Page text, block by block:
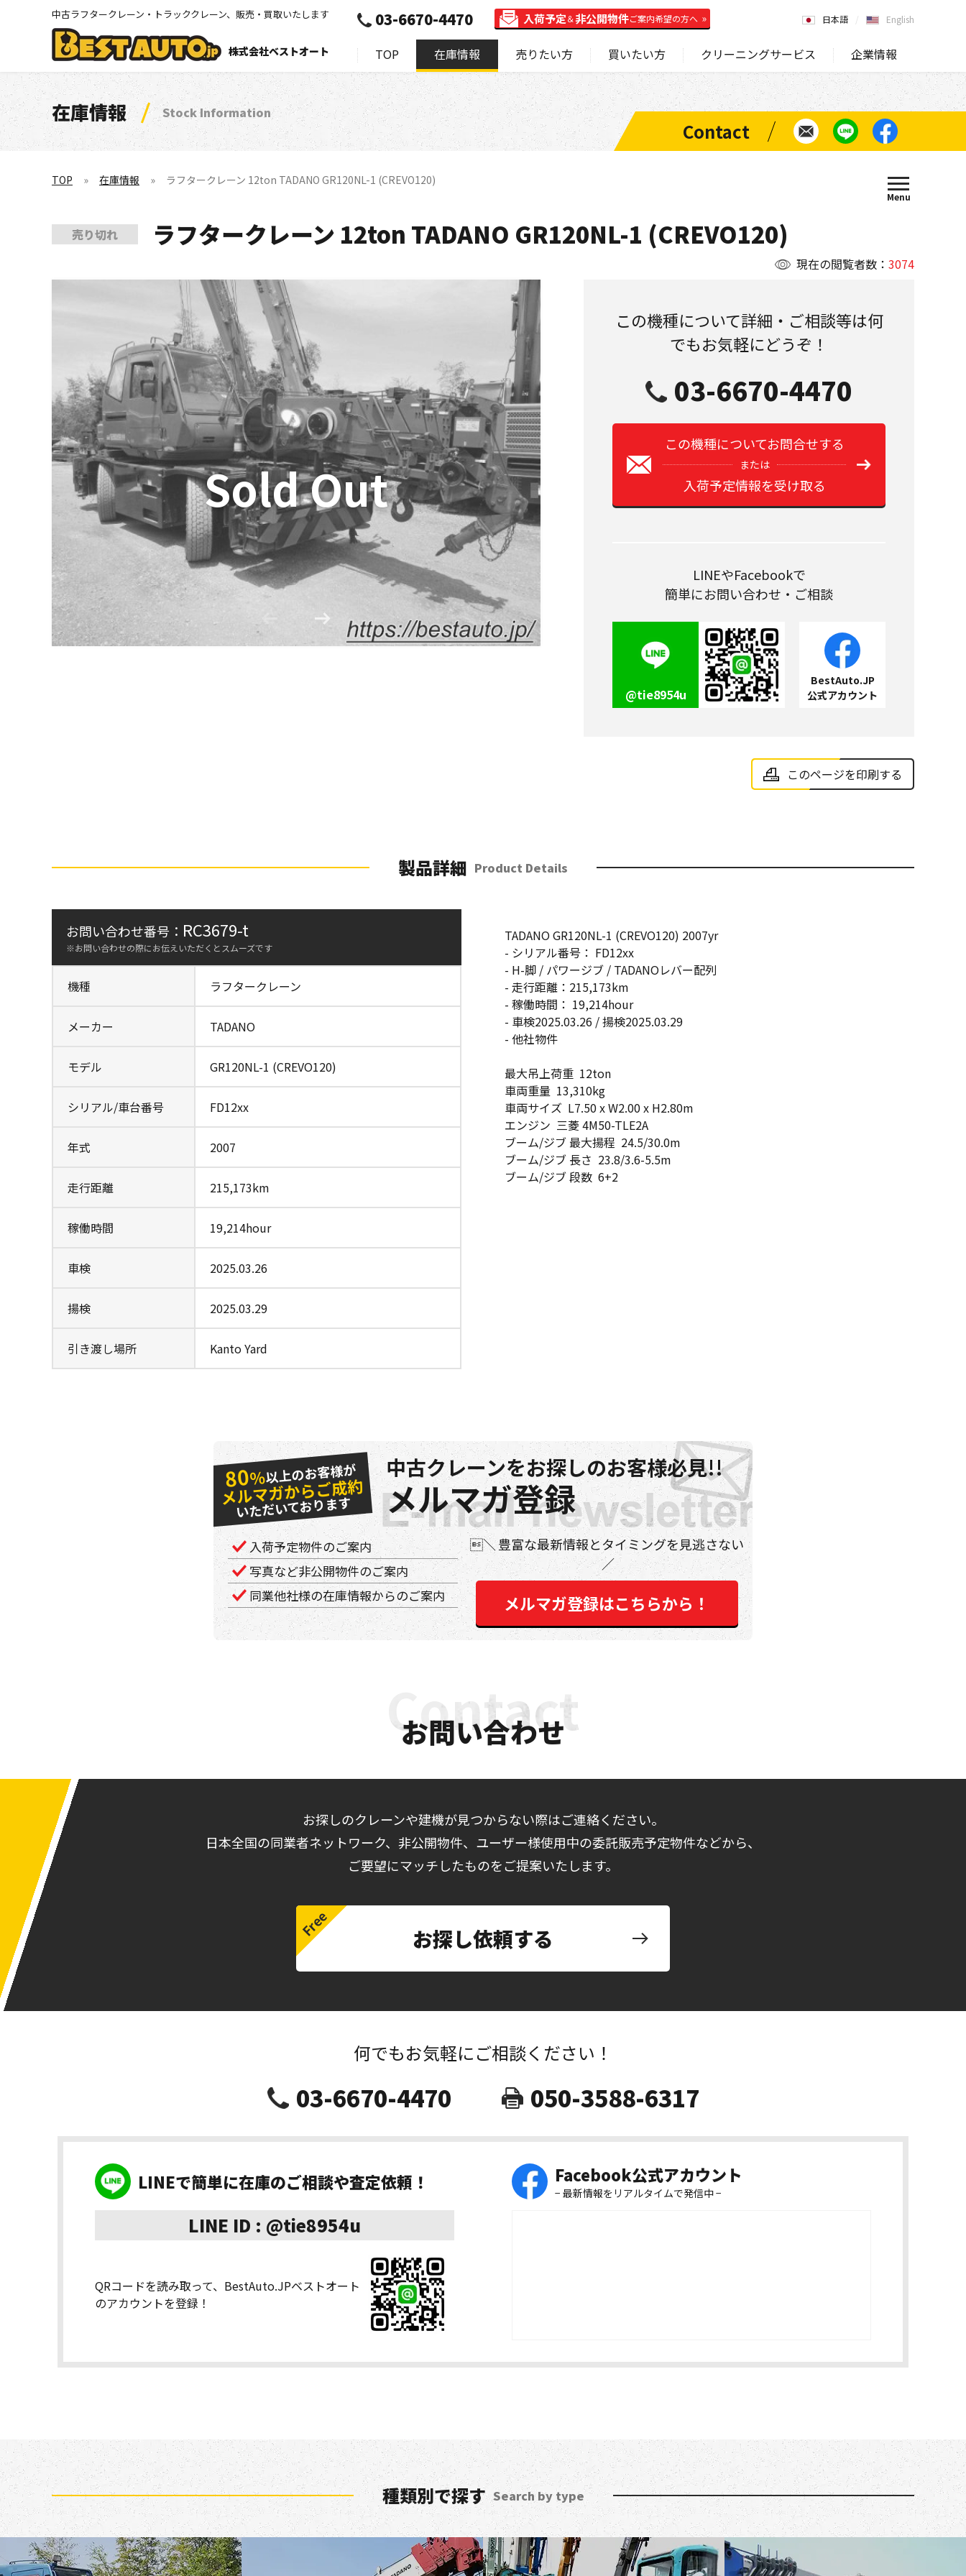
中古ラフタークレーン・トラッククレーン、販売・買取いたします
株式会社ベストオート TOP 在庫情報 売りたい方 買いたい方 クリーニングサービス 企業情報
03-6670-4470 入荷予定＆非公開物件ご案内希望の方へ 日本語 English
在庫情報 Stock Information
TOP 在庫情報 ラフタークレーン 12ton TADANO GR120NL-1 (CREVO120)
現在の閲覧者数： 3074
売り切れ ラフタークレーン 12ton TADANO GR120NL-1 (CREVO120)
この機種について詳細・ご相談等は何
でもお気軽にどうぞ！
03-6670-4470
この機種についてお問合せする
または
入荷予定情報を受け取る
LINEやFacebookで
簡単にお問い合わせ・ご相談
@tie8954u
BestAuto.JP
公式アカウント
このページを印刷する
製品詳細 Product Details
お問い合わせ番号： RC3679-t
※お問い合わせの際にお伝えいただくとスムーズです
機種 ラフタークレーン
メーカー TADANO
モデル GR120NL-1 (CREVO120)
シリアル/車台番号 FD12xx
年式 2007
走行距離 215,173km
稼働時間 19,214hour
車検 2025.03.26
揚検 2025.03.29
引き渡し場所 Kanto Yard
TADANO GR120NL-1 (CREVO120) 2007yr
- シリアル番号： FD12xx
- H-脚 / パワージブ / TADANOレバー配列
- 走行距離：215,173km
- 稼働時間： 19,214hour
- 車検2025.03.26 / 揚検2025.03.29
- 他社物件
最大吊上荷重 12ton
車両重量 13,310kg
車両サイズ L7.50 x W2.00 x H2.80m
エンジン 三菱 4M50-TLE2A
ブーム/ジブ 最大揚程 24.5/30.0m
ブーム/ジブ 長さ 23.8/3.6-5.5m
ブーム/ジブ 段数 6+2
80％以上のお客様が
メルマガからご成約
いただいております
中古クレーンをお探しのお客様必見!!
メルマガ登録
入荷予定物件のご案内
写真など非公開物件のご案内
同業他社様の在庫情報からのご案内
豊富な最新情報とタイミングを見逃さない
メルマガ登録はこちらから！
お問い合わせ
お探しのクレーンや建機が見つからない際はご連絡ください。
日本全国の同業者ネットワーク、非公開物件、ユーザー様使用中の委託販売予定物件などから、
ご要望にマッチしたものをご提案いたします。
お探し依頼する
何でもお気軽にご相談ください！
03-6670-4470 050-3588-6317
LINEで簡単に在庫のご相談や査定依頼！
LINE ID : @tie8954u
QRコードを読み取って、BestAuto.JPベストオート
のアカウントを登録！
Facebook公式アカウント
− 最新情報をリアルタイムで発信中 −
種類別で探す Search by type